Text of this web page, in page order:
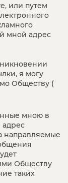
или путем
мной адрес
я могу
Обществу (
мною в
направляемые
Обществу
таких